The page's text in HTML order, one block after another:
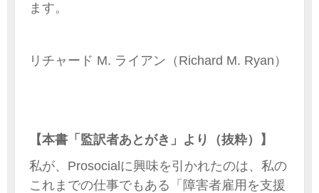
ます。
リチャード M. ライアン（Richard M. Ryan）
【本書「監訳者あとがき」より（抜粋）】
私が、Prosocialに興味を引かれたのは、私の
これまでの仕事でもある「障害者雇用を支援